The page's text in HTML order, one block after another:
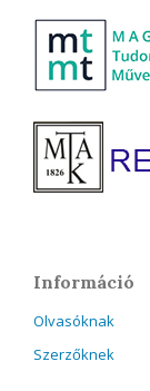
Információ
Olvasóknak
Szerzőknek